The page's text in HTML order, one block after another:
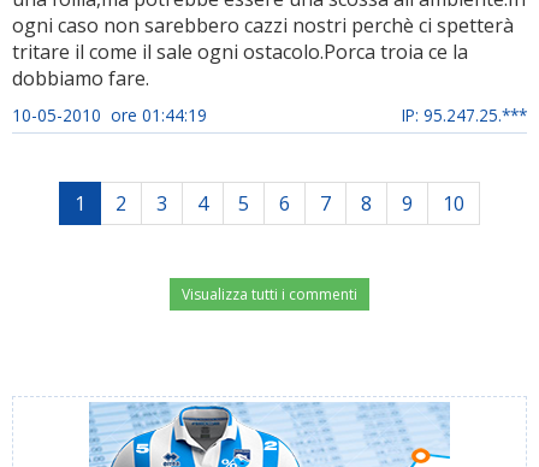
ogni caso non sarebbero cazzi nostri perchè ci spetterà
tritare il come il sale ogni ostacolo.Porca troia ce la
dobbiamo fare.
10-05-2010 ore 01:44:19 IP: 95.247.25.***
1 2 3 4 5 6 7 8 9 10
Visualizza tutti i commenti